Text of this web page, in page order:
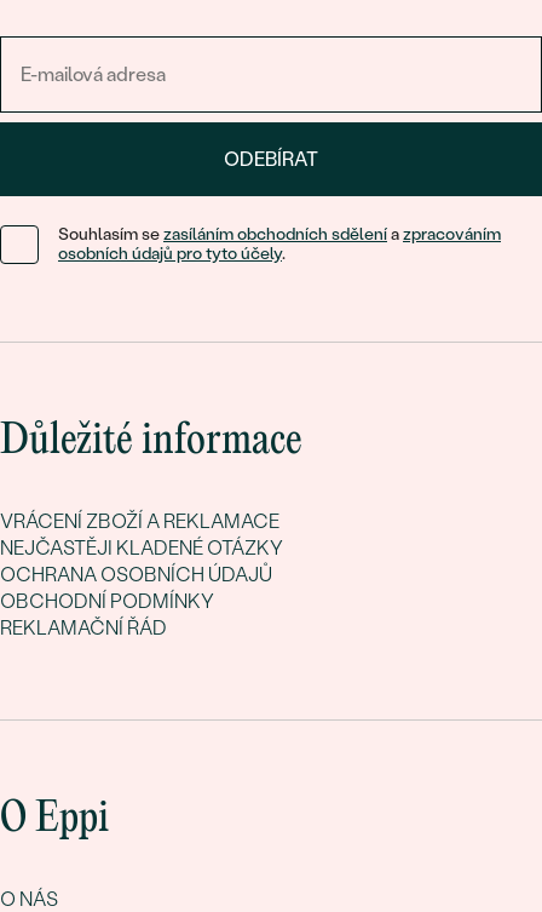
ODEBÍRAT
Souhlasím sezasíláním obchodních sděleníazpracováním
osobních údajů pro tyto účely.
Důležité informace
VRÁCENÍ ZBOŽÍ A REKLAMACE
NEJČASTĚJI KLADENÉ OTÁZKY
OCHRANA OSOBNÍCH ÚDAJŮ
OBCHODNÍ PODMÍNKY
REKLAMAČNÍ ŘÁD
O Eppi
O NÁS